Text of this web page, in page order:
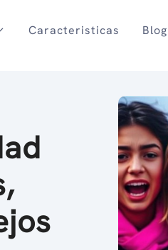
Caracteristicas Blog